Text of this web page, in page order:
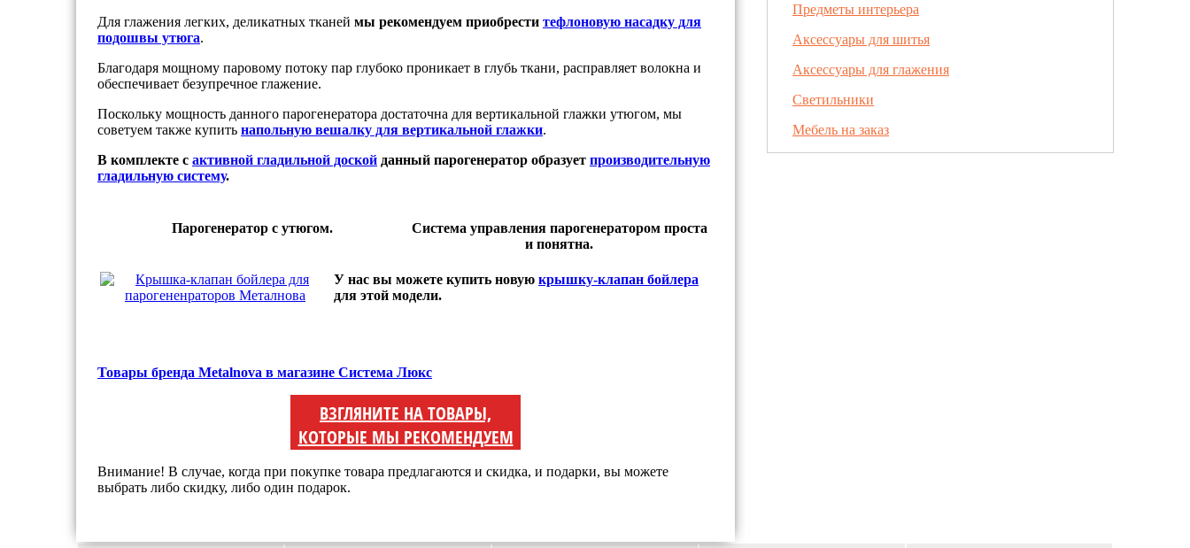
Для глажения легких, деликатных тканей мы рекомендуем приобрести тефлоновую насадку для
подошвы утюга.
Благодаря мощному паровому потоку пар глубоко проникает в глубь ткани, расправляет волокна и
обеспечивает безупречное глажение.
Поскольку мощность данного парогенератора достаточна для вертикальной глажки утюгом, мы
советуем также купить напольную вешалку для вертикальной глажки.
В комплекте с активной гладильной доской данный парогенератор образует производительную
гладильную систему.
Парогенератор с утюгом.
Система управления парогенератором проста
и понятна.
У нас вы можете купить новую крышку-клапан бойлера
для этой модели.
Товары бренда Metalnova в магазине Система Люкс
ВЗГЛЯНИТЕ НА ТОВАРЫ,
КОТОРЫЕ МЫ РЕКОМЕНДУЕМ
Внимание! В случае, когда при покупке товара предлагаются и скидка, и подарки, вы можете
выбрать либо скидку, либо один подарок.
Предметы интерьера
Аксессуары для шитья
Аксессуары для глажения
Светильники
Мебель на заказ